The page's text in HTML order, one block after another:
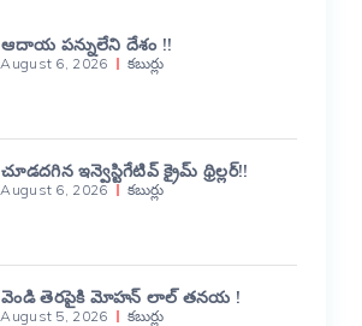
ఆదాయ పన్నులేని దేశం !!
August 6, 2026 కబుర్లు
చూడదగిన ఇన్వెస్టిగేటివ్ క్రైమ్ థ్రిల్లర్!!
August 6, 2026 కబుర్లు
వెండి తెరపైకి మోహన్ లాల్ తనయ !
August 5, 2026 కబుర్లు